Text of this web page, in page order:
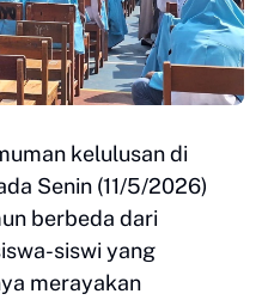
kelulusan di
Senin (11/5/2026)
berbeda dari
siswi yang
merayakan